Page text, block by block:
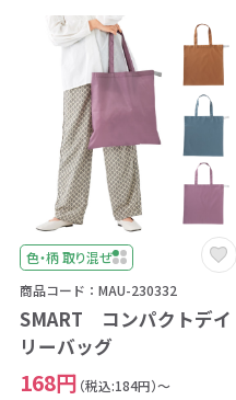
色・柄 取り混ぜ
商品コード：MAU-230332
SMART コンパクトデイ
リーバッグ
168円 （税込:184円）～